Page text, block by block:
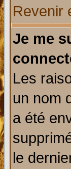
Revenir
Je me
Les
un nom
a été
le